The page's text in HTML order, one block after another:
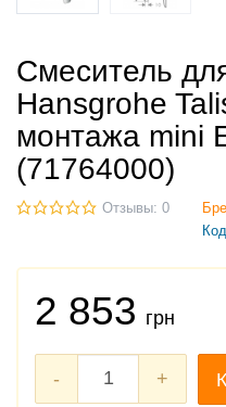
Смеситель
Hansgrohe
монтажа mini
(71764000)
Отзывы: 0
2 853 грн
- +